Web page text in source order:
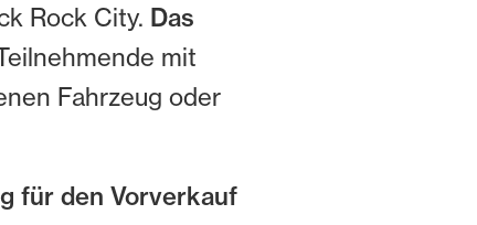
Rock City. Das
mit
Fahrzeug oder
für den Vorverkauf